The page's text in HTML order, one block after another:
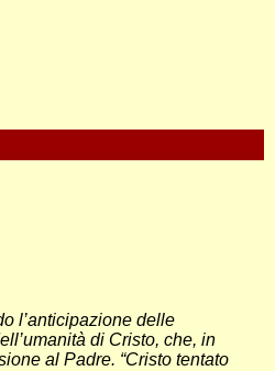
l’anticipazione delle
di Cristo, che, in
al Padre. “Cristo tentato